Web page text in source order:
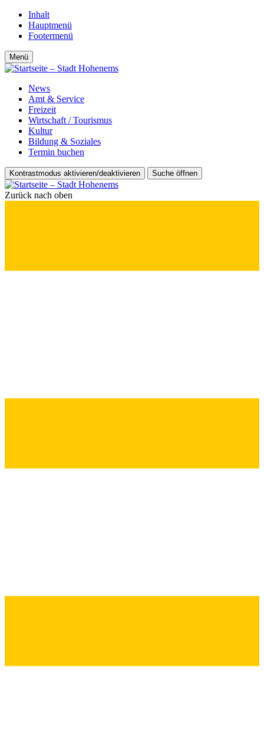
Inhalt
Hauptmenü
Footermenü
Menü
News
Amt & Service
Freizeit
Wirtschaft / Tourismus
Kultur
Bildung & Soziales
Termin buchen
Kontrastmodus aktivieren/deaktivieren Suche öffnen
Zurück nach oben